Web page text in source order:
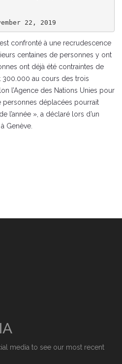
22, 2019
confronté à une recrudescence
centaines de personnes y ont
ont déjà été contraintes de
300.000 au cours des trois
l’Agence des Nations Unies pour
déplacées pourrait
l’année », a déclaré lors d’un
Genève.
media to see our most recent